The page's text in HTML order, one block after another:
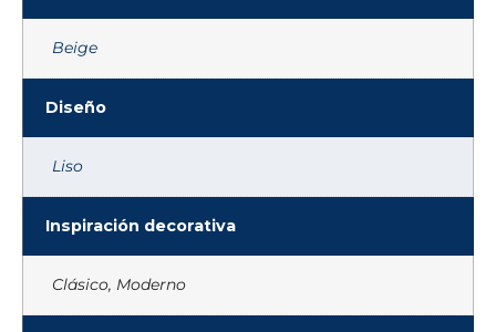
Beige
Diseño
Liso
Inspiración decorativa
Clásico, Moderno